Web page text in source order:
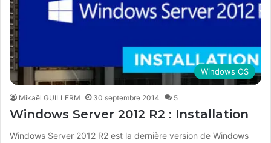
Windows OS
Mikaël GUILLERM 30 septembre 2014 5
Windows Server 2012 R2 : Installation
Windows Server 2012 R2 est la dernière version de Windows